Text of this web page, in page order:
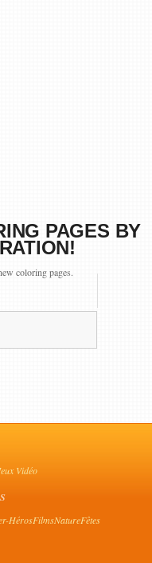
PAGES BY
coloring pages.
Vidéo
HérosFilmsNatureFêtes